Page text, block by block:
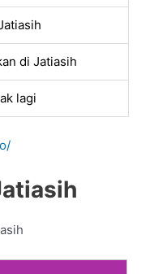
di Jatiasih
lagi